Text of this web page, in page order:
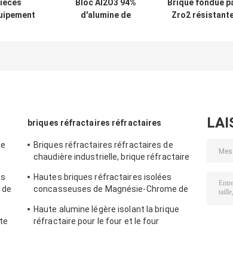
Bloc Al2O3 94%
d'alumine de
Brique fondue
Zro2
briques réfractaires réfractaires
Briques réfractaires réfractaires de
chaudière industrielle, brique réfractaire
Hautes briques réfractaires isolées
concasseuses de Magnésie-Chrome de
Haute alumine légère isolant la brique
réfractaire pour le four et le four